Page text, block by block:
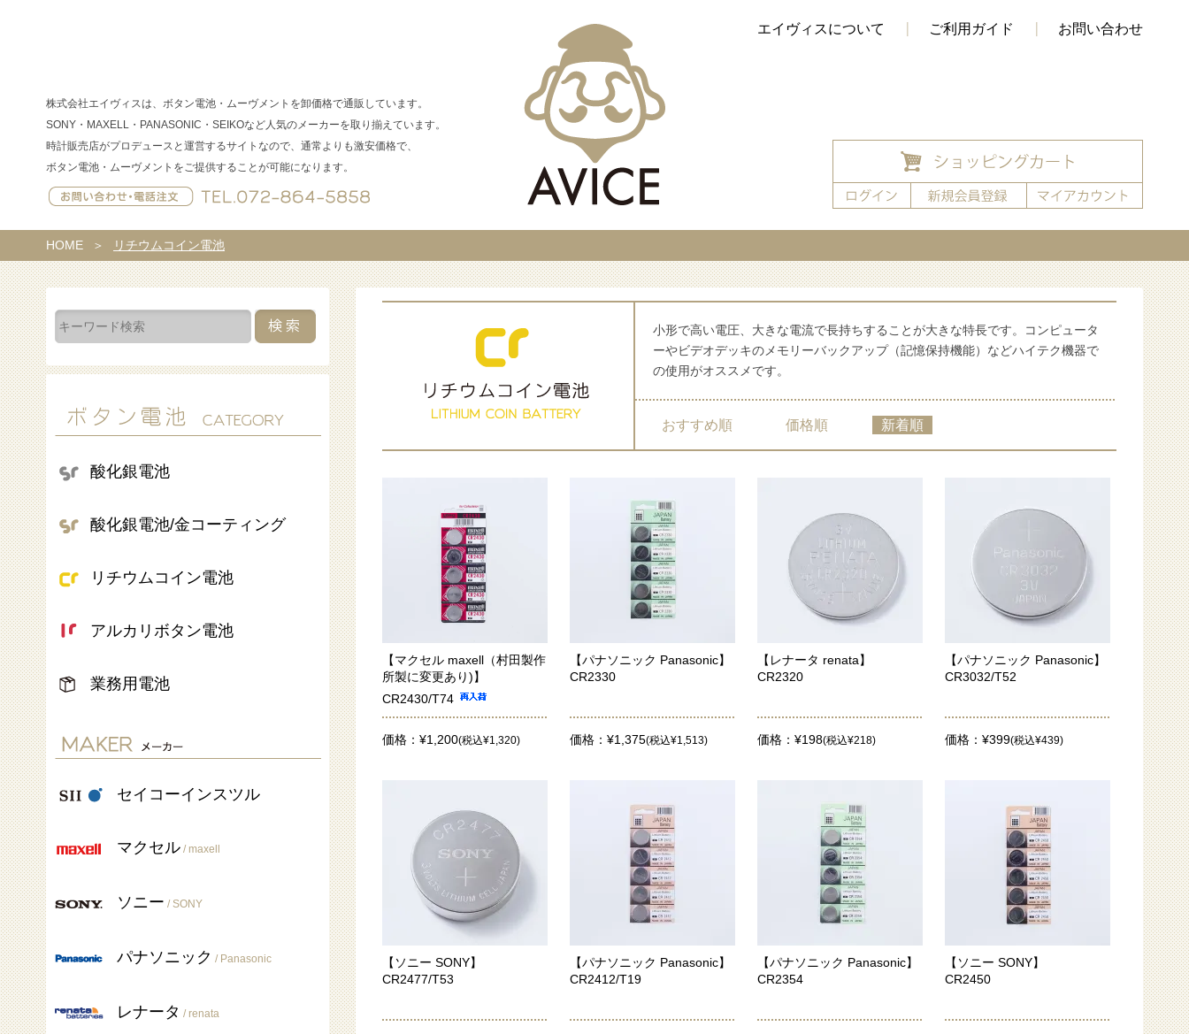
株式会社エイヴィスは、ボタン電池・ムーヴメントを卸価格で通販しています。
SONY・MAXELL・PANASONIC・SEIKOなど人気のメーカーを取り揃えています。
時計販売店がプロデュースと運営するサイトなので、通常よりも激安価格で、
ボタン電池・ムーヴメントをご提供することが可能になります。
お問い合わせ
ご利用ガイド
エイヴィスについて
HOME ＞ リチウムコイン電池
小形で高い電圧、大きな電流で長持ちすることが大きな特長です。コンピュータ
ーやビデオデッキのメモリーバックアップ（記憶保持機能）などハイテク機器で
の使用がオススメです。
おすすめ順 価格順 新着順
【マクセル maxell（村田製作
所製に変更あり)】
CR2430/T74
価格：¥1,200(税込¥1,320)
【パナソニック Panasonic】
CR2330
価格：¥1,375(税込¥1,513)
【レナータ renata】
CR2320
価格：¥198(税込¥218)
【パナソニック Panasonic】
CR3032/T52
価格：¥399(税込¥439)
【ソニー SONY】
CR2477/T53
【パナソニック Panasonic】
CR2412/T19
【パナソニック Panasonic】
CR2354
【ソニー SONY】
CR2450
酸化銀電池
酸化銀電池/金コーティング
リチウムコイン電池
アルカリボタン電池
業務用電池
セイコーインスツル
マクセル / maxell
ソニー / SONY
パナソニック / Panasonic
レナータ / renata